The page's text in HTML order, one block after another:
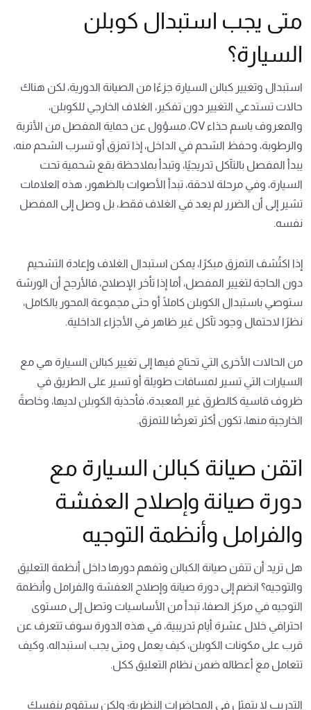
متى يجب استبدال كوبلن
السيارة؟
استبدال وتغيير كبالن السيارة جزءًا من الصيانة الدورية، لكن هناك
حالات تستدعي التغيير دون تفكير، الغلاف الخارجي للكوبلن،
والمعروف باسم حذاء CV، مسؤول عن حماية المفصل من الأتربة
والرطوبة، وحفظ الشحم في الداخل، إذا تمزق أو تسرب الشحم منه،
يبدأ المفصل بالتآكل تدريجيًا، وتبدأ بملاحظة بقع شحمية تحت
السيارة، وفي مرحلة لاحقة، تبدأ الأصوات بالظهور، هذه العلامات
تشير إلى أن الضرر لم يعد في الغلاف فقط، بل وصل إلى المفصل
نفسه.
إذا اكتُشف التمزق مبكرًا، يمكن استبدال الغلاف وإعادة التشحيم
دون الحاجة لتغيير المفصل، أما إذا تأخر الإصلاح، فالأرجح أن الورشة
ستوصي باستبدال الكوبلن كاملًا أو حتى مجموعة المحور بالكامل،
نظرًا لاحتمال وجود تآكل غير ظاهر في الأجزاء الداخلية.
من الحالات الأخرى التي تحتاج فيها إلى تغيير كبالن السيارة هي مع
السيارات التي تسير لمسافات طويلة أو تسير على الطريق في
ظروف قاسية كالطرق غير المعبدة، فأحذية الكوبلن لديها، وخاصةً
الخارجية منها، تكون أكثر تعرضًا للتمزق.
اتقن صيانة كبالن السيارة مع
دورة صيانة وإصلاح العفشة
والفرامل وأنظمة التوجيه
هل تريد أن تتقن صيانة الكبالن وتفهم دورها داخل أنظمة التعليق
والتوجيه؟ انضم إلى دورة صيانة وإصلاح العفشة والفرامل وأنظمة
التوجيه في مركز الصفا، تبدأ من الأساسيات وتصل إلى مستوى
احترافي خلال عشرة أيام تدريبية، في هذه الدورة سوف تتعرف عن
قرب على مكونات الكوبلن، كيف يعمل ومتى يجب استبداله، وكيف
تتعامل مع أعطاله ضمن نظام التعليق ككل.
التدريب لا يتمثل في المحاضرات النظرية؛ ولكن ستقوم بنفسك